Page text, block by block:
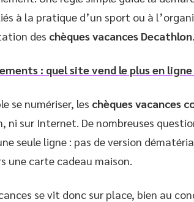
à la pratique d’un sport ou à
des chèques vacances Decathlon.
: quel site vend le plus en ligne
se numériser, les chèques vacances
ni sur Internet. De nombreuses
seule ligne : pas de version
une carte cadeau maison.
se vit donc sur place, bien au